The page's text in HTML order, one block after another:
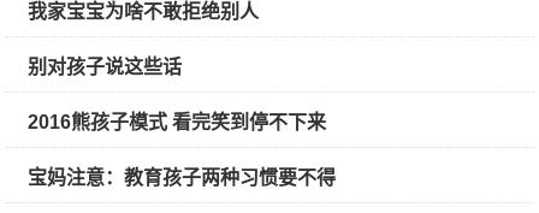
我家宝宝为啥不敢拒绝别人
别对孩子说这些话
2016熊孩子模式 看完笑到停不下来
宝妈注意：教育孩子两种习惯要不得